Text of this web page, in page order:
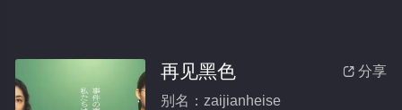
 分享
再见黑色
别名：zaijianheise